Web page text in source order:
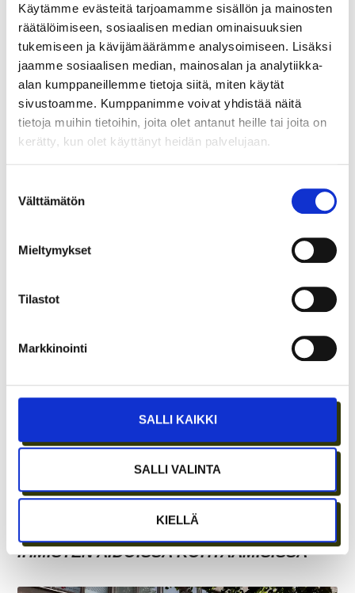
Käytämme evästeitä tarjoamamme sisällön ja mainosten
räätälöimiseen, sosiaalisen median ominaisuuksien
tukemiseen ja kävijämäärämme analysoimiseen. Lisäksi
jaamme sosiaalisen median, mainosalan ja analytiikka-
alan kumppaneillemme tietoja siitä, miten käytät
sivustoamme. Kumppanimme voivat yhdistää näitä
tietoja muihin tietoihin, joita olet antanut heille tai joita on
kerätty, kun olet käyttänyt heidän palvelujaan.
valinta
Välttämätön
Mieltymykset
Tilastot
Markkinointi
SALLI KAIKKI
SALLI VALINTA
KIELLÄ
ASIAKASYMMÄRRYS SYNTYY IHMISTEN
KESKELLÄ – JA NIIN SYNTYY MYÖS
MYYNTI
ETÄTYÖN HONEYMOON-VAIHE ON OHI –
PARHAAT IDEAT SYNTYVÄT EDELLEEN
IHMISTEN AIDOISSA KOHTAAMISISSA